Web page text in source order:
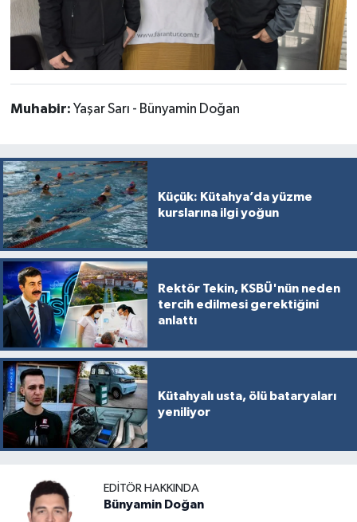
Muhabir: Yaşar Sarı - Bünyamin Doğan
Küçük: Kütahya’da yüzme
kurslarına ilgi yoğun
Rektör Tekin, KSBÜ'nün neden
tercih edilmesi gerektiğini
anlattı
Kütahyalı usta, ölü bataryaları
yeniliyor
EDITÖR HAKKINDA
Bünyamin Doğan